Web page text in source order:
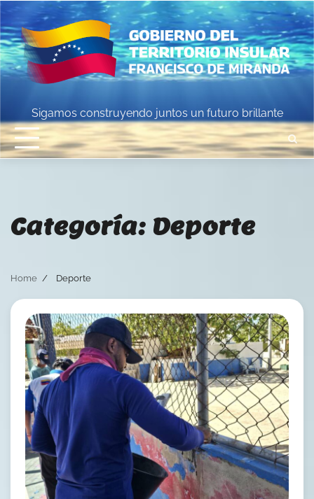
Skip
to
content
Sigamos construyendo juntos un futuro brillante
Categoría: Deporte
Home Deporte